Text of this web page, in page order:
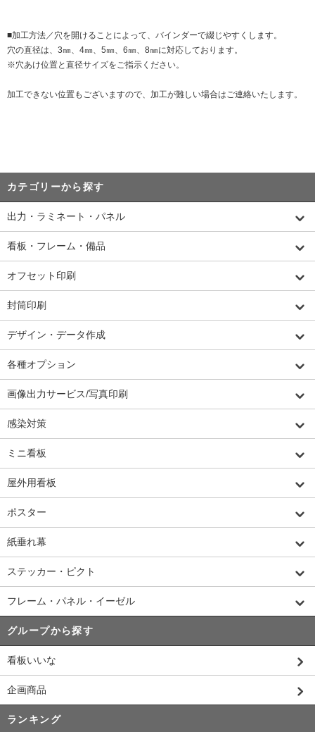
■加工方法／穴を開けることによって、バインダーで綴じやすくします。
穴の直径は、3㎜、4㎜、5㎜、6㎜、8㎜に対応しております。
※穴あけ位置と直径サイズをご指示ください。
加工できない位置もございますので、加工が難しい場合はご連絡いたします。
カテゴリーから探す
出力・ラミネート・パネル
看板・フレーム・備品
オフセット印刷
封筒印刷
デザイン・データ作成
各種オプション
画像出力サービス/写真印刷
感染対策
ミニ看板
屋外用看板
ポスター
紙垂れ幕
ステッカー・ピクト
フレーム・パネル・イーゼル
グループから探す
看板いいな
企画商品
ランキング